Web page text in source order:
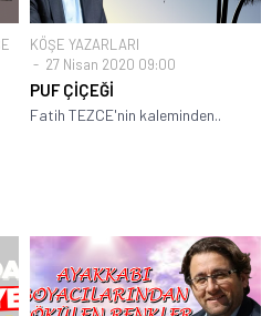
KÖŞE YAZARLARI
27 Nisan 2020 09:00
PUF ÇİÇEĞİ
Fatih TEZCE'nin kaleminden..